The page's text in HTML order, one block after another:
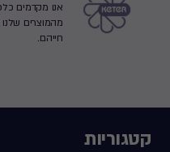
מהמוצרים שלנו
חייהם.
קטגוריות